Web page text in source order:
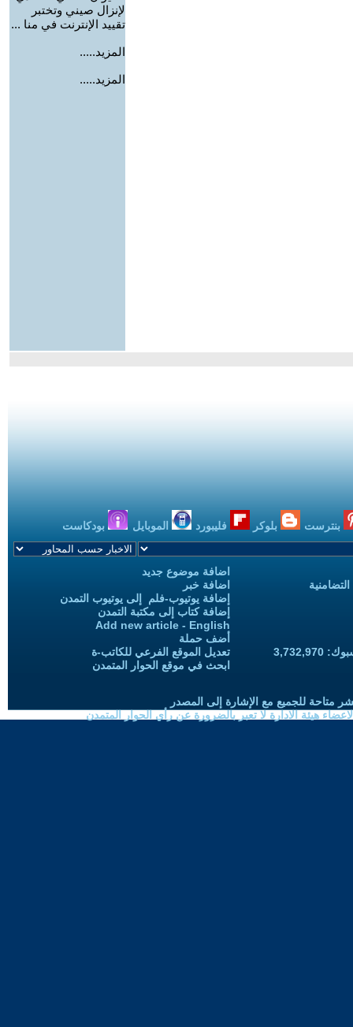
لإنزال صيني وتختبر
تقييد الإنترنت في منا ...
المزيد.....
المزيد.....
بنترست بلوكر فليبورد الموبايل بودكاست
اضافة موضوع جديد
اضافة خبر
إضافة يوتيوب-فلم إلى يوتيوب التمدن
إضافة كتاب إلى مكتبة التمدن
Add new article - English
أضف حملة
تعديل الموقع الفرعي للكاتب-ة
ابحث في موقع الحوار المتمدن
متاحة للجميع مع الإشارة إلى المصدر
هيئة الادارة لا تعبر بالضرورة عن رأي الحوار المتمدن